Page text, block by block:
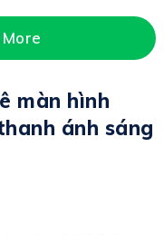
màn hình
ánh sáng